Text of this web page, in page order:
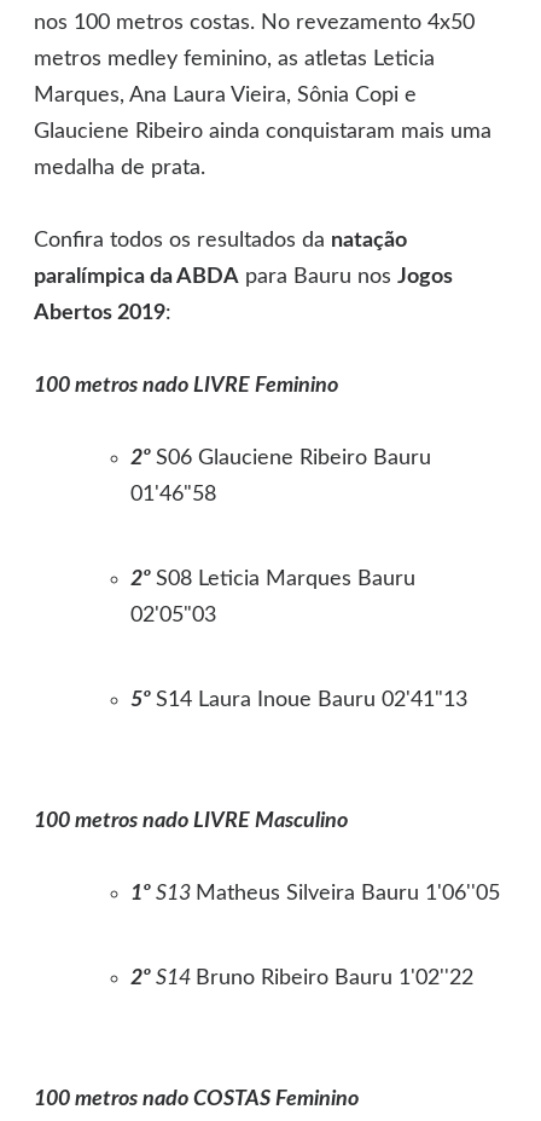
nos 100 metros costas. No revezamento 4x50
metros medley feminino, as atletas Leticia
Marques, Ana Laura Vieira, Sônia Copi e
Glauciene Ribeiro ainda conquistaram mais uma
medalha de prata.
Confira todos os resultados da natação
paralímpica da ABDA para Bauru nosJogos
Abertos 2019:
100 metros nado LIVRE Feminino
2ºS06 Glauciene Ribeiro Bauru
01'46"58
2ºS08 Leticia Marques Bauru
02'05"03
5ºS14 Laura Inoue Bauru 02'41"13
100 metros nado LIVRE Masculino
1ºS13 Matheus Silveira Bauru 1'06''05
2ºS14 Bruno Ribeiro Bauru 1'02''22
100 metros nado COSTAS Feminino